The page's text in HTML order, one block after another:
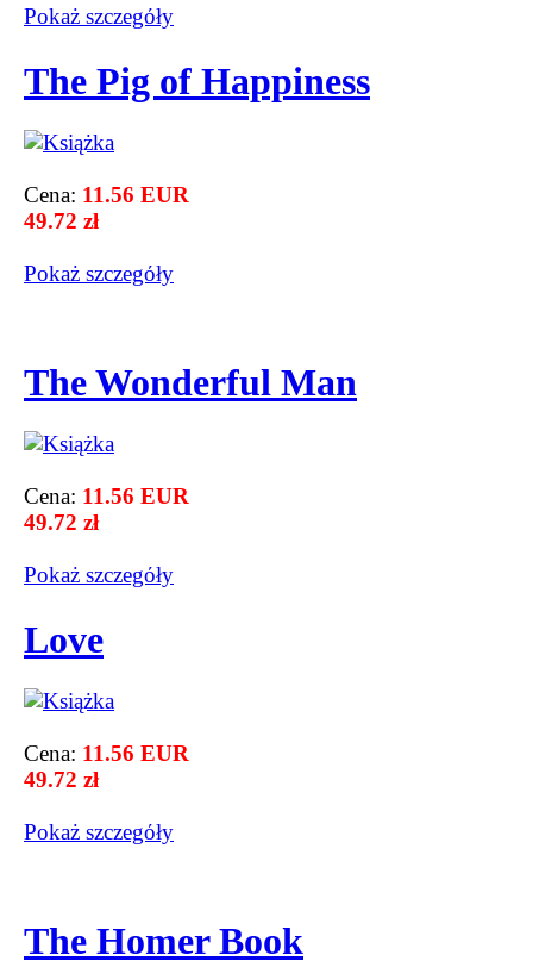
Pokaż szczegόły
The Pig of Happiness
Cena: 11.56 EUR
49.72 zł
Pokaż szczegόły
The Wonderful Man
Cena: 11.56 EUR
49.72 zł
Pokaż szczegόły
Love
Cena: 11.56 EUR
49.72 zł
Pokaż szczegόły
The Homer Book